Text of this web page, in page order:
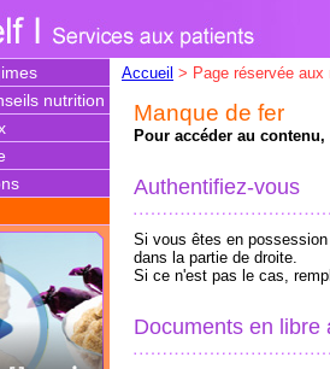
nutrition
Accueil > Page réservée aux
Manque de fer
Pour accéder au
Authentifiez-vous
Si vous êtes en
dans la partie de droite.
Si ce n'est pas le cas,
Documents en libre